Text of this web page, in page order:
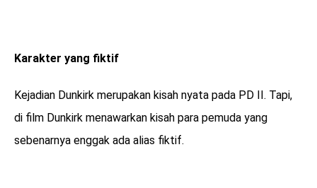
Karakter yang fiktif
Kejadian Dunkirk merupakan kisah nyata pada PD II. Tapi,
di film Dunkirk menawarkan kisah para pemuda yang
sebenarnya enggak ada alias fiktif.